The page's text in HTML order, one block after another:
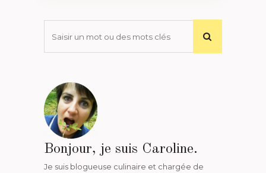
Bonjour, je suis Caroline.
Je suis blogueuse culinaire et chargée de